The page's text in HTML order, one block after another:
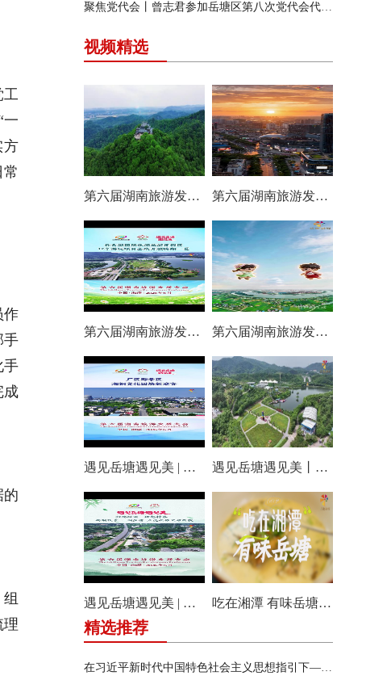
工
一
方
作
手
手
成
的
理
聚焦党代会丨曾志君参加岳塘区第八次党代会代表团分团讨论
视频精选
第六届湖南旅游发展大会丨岳塘区：一村一景 一步一趣 第六届湖南旅游发展大会丨阿莲潭宝带你云游岳塘（二）
第六届湖南旅游发展大会丨仰天湖国际休闲旅游度假区17个游玩项目全线开放嗨翻一夏 第六届湖南旅游发展大会丨阿莲潭宝带你云游岳塘
遇见岳塘遇见美 | 厂区即景区，湘钢文化园焕新迎客！ 遇见岳塘遇见美丨盘龙大观园提质焕新迎八方客
遇见岳塘遇见美 | 归隐松涧·理想村落：两期筑景 一涧生香 点亮岳塘文旅新貌 吃在湘潭 有味岳塘丨云盘山下：匠心守本味 小院忆乡愁
精选推荐
在习近平新时代中国特色社会主义思想指引下——新时代 新作为 新篇章